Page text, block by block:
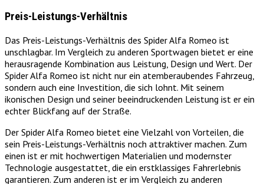
Preis-Leistungs-Verhältnis
Das Preis-Leistungs-Verhältnis des Spider Alfa Romeo ist
unschlagbar. Im Vergleich zu anderen Sportwagen bietet er eine
herausragende Kombination aus Leistung, Design und Wert. Der
Spider Alfa Romeo ist nicht nur ein atemberaubendes Fahrzeug,
sondern auch eine Investition, die sich lohnt. Mit seinem
ikonischen Design und seiner beeindruckenden Leistung ist er ein
echter Blickfang auf der Straße.
Der Spider Alfa Romeo bietet eine Vielzahl von Vorteilen, die
sein Preis-Leistungs-Verhältnis noch attraktiver machen. Zum
einen ist er mit hochwertigen Materialien und modernster
Technologie ausgestattet, die ein erstklassiges Fahrerlebnis
garantieren. Zum anderen ist er im Vergleich zu anderen